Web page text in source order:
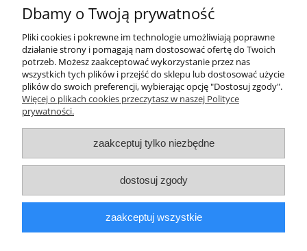
wynajmowanym mieszkaniu. Wkładki działają na zasadzie
algorytmu, jaki w pamięci urządzenia ma wygenerowane wszystkie
kombinacje kodów czasowych z dokładnością do godziny.
Bardzo chętnie omówimy z naszym Klientem wszystkie dostępne
elektroniczne zamki i wkładki do drzwi od Hotels Media.
Dane firmy
O nas
Płatności i dostawa
Informacje
Dbamy o Twoją prywatność
Pliki cookies i pokrewne im technologie umożliwiają poprawne
działanie strony i pomagają nam dostosować ofertę do Twoich
potrzeb. Możesz zaakceptować wykorzystanie przez nas
wszystkich tych plików i przejść do sklepu lub dostosować użycie
plików do swoich preferencji, wybierając opcję "Dostosuj zgody".
Więcej o plikach cookies przeczytasz w naszej Polityce
prywatności.
zaakceptuj tylko niezbędne
dostosuj zgody
zaakceptuj wszystkie